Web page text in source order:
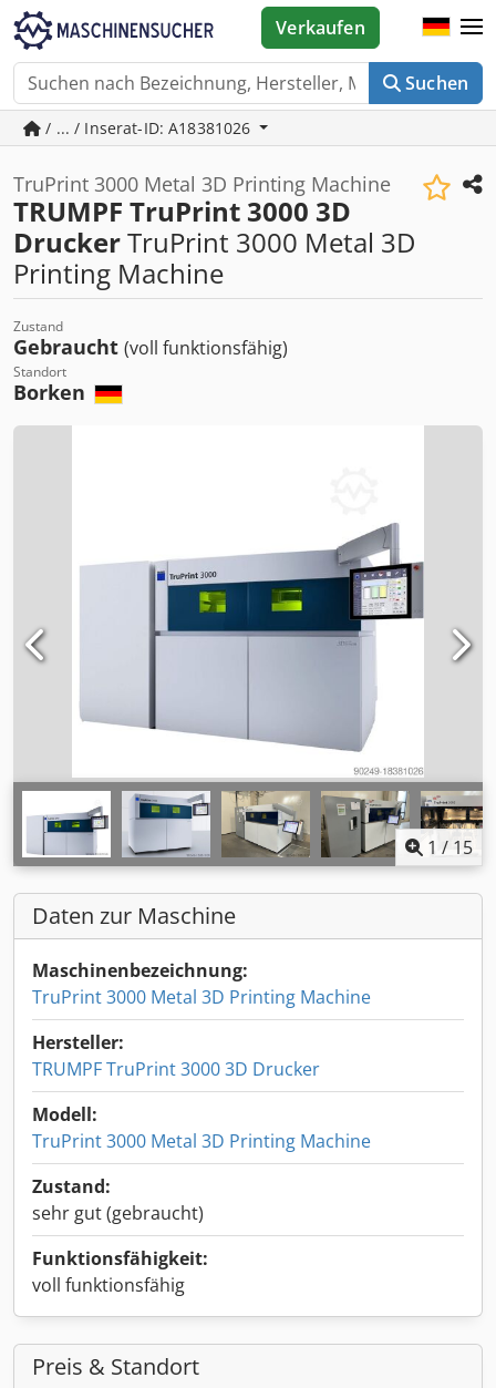
Suchen
Verkaufen
/ ... / Inserat-ID: A18381026
TruPrint 3000 Metal 3D Printing Machine
TRUMPF TruPrint 3000 3D
DruckerTruPrint 3000 Metal 3D
Printing Machine
Zustand
Gebraucht (voll funktionsfähig)
Standort
Borken
1 / 15
Daten zur Maschine
Maschinenbezeichnung:
TruPrint 3000 Metal 3D Printing Machine
Hersteller:
TRUMPF TruPrint 3000 3D Drucker
Modell:
TruPrint 3000 Metal 3D Printing Machine
Zustand:
sehr gut (gebraucht)
Funktionsfähigkeit:
voll funktionsfähig
Preis & Standort